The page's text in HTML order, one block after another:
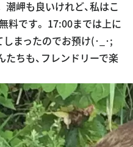
です。 17:00までは上に
まったのでお預け(･_･;
ちも、フレンドリーで楽